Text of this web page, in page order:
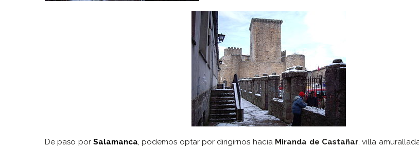
De paso porSalamanca , podemos optar por dirigirnos hacia Miranda de Castañar, villa